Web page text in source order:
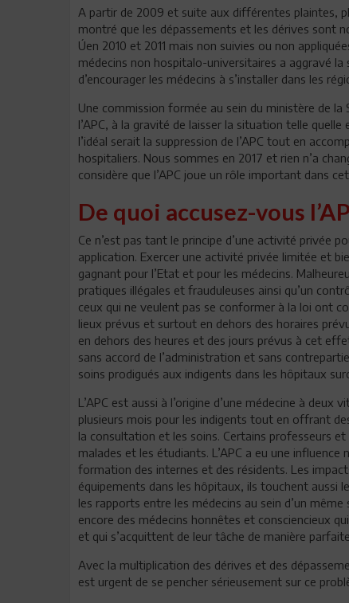
A partir de 2009 et suite aux différentes plaintes,
montré que les dépassements et les dérives sont
Úen 2010 et 2011 mais non suivies ou non
médecins non hospitalo-universitaires a aggravé
d’encourager les médecins à s’installer dans les
Une commission formée au sein du ministère de la
l’APC, à la gravité de laisser la situation telle
l’idéal serait la suppression de l’APC tout en
hospitaliers. Nous sommes en 2017 et rien n’a
considère que l’APC joue un rôle important dans
De quoi accusez-vous
Ce n’est pas tant le principe d’une activité privée
application. Exercer une activité privée limitée et
gagnant pour l’Etat et pour les médecins.
pratiques illégales et frauduleuses ainsi qu’un
ceux qui ne veulent pas se conformer à la loi ont
lieux prévus et surtout en dehors des horaires
en dehors des heures et des jours prévus à cet
sans accord de l’administration et sans
soins prodigués aux indigents dans les hôpitaux
L’APC est aussi à l’origine d’une médecine à
plusieurs mois pour les indigents tout en offrant
la consultation et les soins. Certains professeurs
malades et les étudiants. L’APC a eu une
formation des internes et des résidents. Les
équipements dans les hôpitaux, ils touchent aussi
les rapports entre les médecins au sein d’un
encore des médecins honnêtes et consciencieux
et qui s’acquittent de leur tâche de manière
Avec la multiplication des dérives et des
est urgent de se pencher sérieusement sur ce